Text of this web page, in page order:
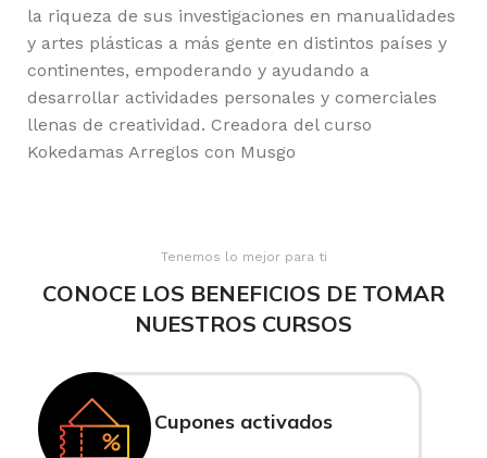
la riqueza de sus investigaciones en manualidades
y artes plásticas a más gente en distintos países y
continentes, empoderando y ayudando a
desarrollar actividades personales y comerciales
llenas de creatividad. Creadora del curso
Kokedamas Arreglos con Musgo
Tenemos lo mejor para ti
CONOCE LOS BENEFICIOS DE TOMAR
NUESTROS CURSOS
Cupones activados